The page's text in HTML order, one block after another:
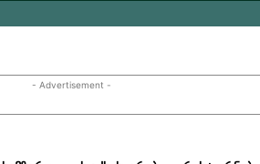
- Advertisement -